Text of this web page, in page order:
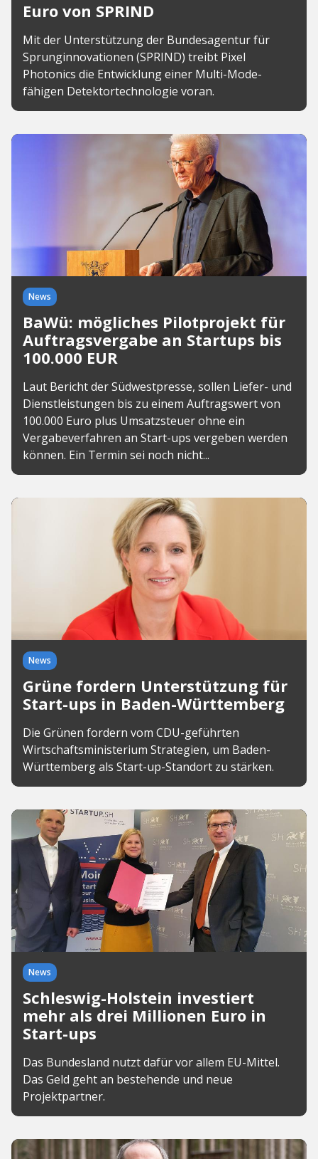
Euro von SPRIND
Mit der Unterstützung der Bundesagentur für
Sprunginnovationen (SPRIND) treibt Pixel
Photonics die Entwicklung einer Multi-Mode-
fähigen Detektortechnologie voran.
News
BaWü: mögliches Pilotprojekt für
Auftragsvergabe an Startups bis
100.000 EUR
Laut Bericht der Südwestpresse, sollen Liefer- und
Dienstleistungen bis zu einem Auftragswert von
100.000 Euro plus Umsatzsteuer ohne ein
Vergabeverfahren an Start-ups vergeben werden
können. Ein Termin sei noch nicht...
News
Grüne fordern Unterstützung für
Start-ups in Baden-Württemberg
Die Grünen fordern vom CDU-geführten
Wirtschaftsministerium Strategien, um Baden-
Württemberg als Start-up-Standort zu stärken.
News
Schleswig-Holstein investiert
mehr als drei Millionen Euro in
Start-ups
Das Bundesland nutzt dafür vor allem EU-Mittel.
Das Geld geht an bestehende und neue
Projektpartner.